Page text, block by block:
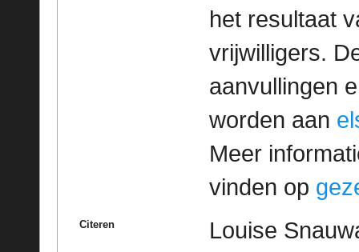
het resultaat
vrijwilligers.
aanvullingen
worden aan
Meer
vinden op
Citeren
Louise